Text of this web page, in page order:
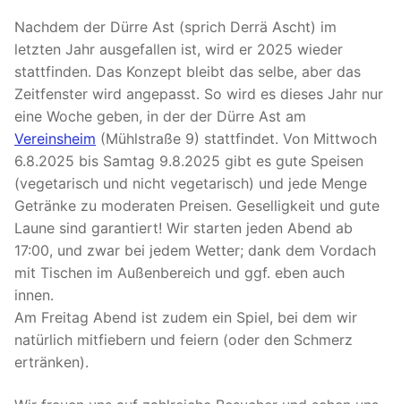
Nachdem der Dürre Ast (sprich Derrä Ascht) im
letzten Jahr ausgefallen ist, wird er 2025 wieder
stattfinden. Das Konzept bleibt das selbe, aber das
Zeitfenster wird angepasst. So wird es dieses Jahr nur
eine Woche geben, in der der Dürre Ast am
Vereinsheim (Mühlstraße 9) stattfindet. Von Mittwoch
6.8.2025 bis Samtag 9.8.2025 gibt es gute Speisen
(vegetarisch und nicht vegetarisch) und jede Menge
Getränke zu moderaten Preisen. Geselligkeit und gute
Laune sind garantiert! Wir starten jeden Abend ab
17:00, und zwar bei jedem Wetter; dank dem Vordach
mit Tischen im Außenbereich und ggf. eben auch
innen.
Am Freitag Abend ist zudem ein Spiel, bei dem wir
natürlich mitfiebern und feiern (oder den Schmerz
ertränken).